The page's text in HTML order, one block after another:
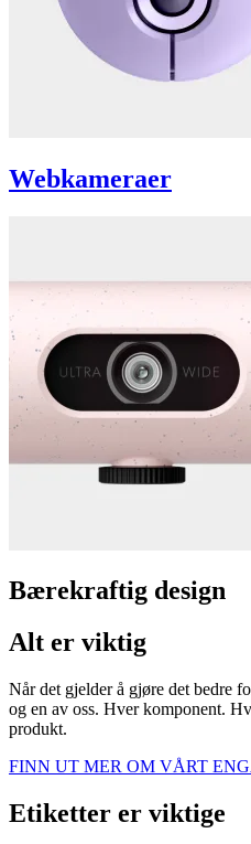
Webkameraer
Bærekraftig design
Alt er viktig
Når det gjelder å gjøre det bedre
og en av oss. Hver komponent.
produkt.
FINN UT MER OM VÅRT
Etiketter er viktige